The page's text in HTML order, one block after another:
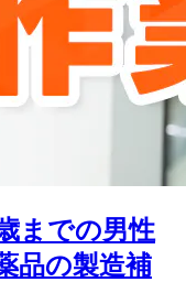
までの男性
品の製造補